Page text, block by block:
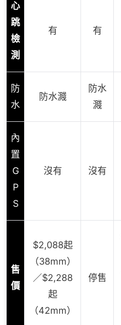
心
跳
檢
測
有 有
防
水
防水濺
防水
濺
內
置
G
P
S
沒有 沒有
售
價
$2,088起
（38mm）
／$2,288
起
（42mm）
停售